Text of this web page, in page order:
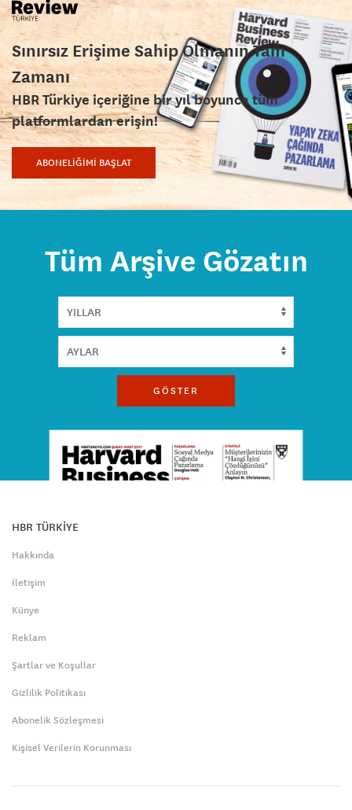
Sınırsız Erişime Sahip Olmanın Tam
Zamanı
HBR Türkiye içeriğine bir yıl boyunca tüm
platformlardan erişin!
ABONELİĞİMİ BAŞLAT
Tüm Arşive Gözatın
GÖSTER
HBR TÜRKİYE
Hakkında
İletişim
Künye
Reklam
Şartlar ve Koşullar
Gizlilik Politikası
Abonelik Sözleşmesi
Kişisel Verilerin Korunması